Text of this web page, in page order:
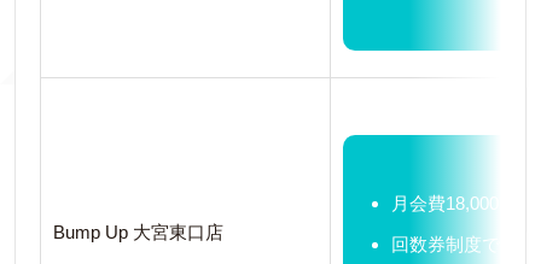
Bump Up 大宮東口店
月会費18,000円〜
回数券制度での